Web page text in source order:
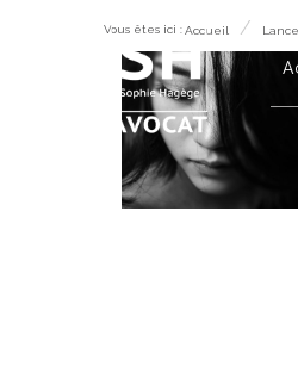
Vous êtes ici :Accueil